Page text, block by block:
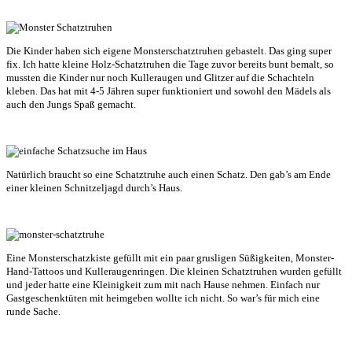
Die Kinder haben sich eigene Monsterschatztruhen gebastelt. Das ging super
fix. Ich hatte kleine Holz-Schatztruhen die Tage zuvor bereits bunt bemalt, so
mussten die Kinder nur noch Kulleraugen und Glitzer auf die Schachteln
kleben. Das hat mit 4-5 Jähren super funktioniert und sowohl den Mädels als
auch den Jungs Spaß gemacht.
Natürlich braucht so eine Schatztruhe auch einen Schatz. Den gab’s am Ende
einer kleinen Schnitzeljagd durch’s Haus.
Eine Monsterschatzkiste gefüllt mit ein paar grusligen Süßigkeiten, Monster-
Hand-Tattoos und Kulleraugenringen. Die kleinen Schatztruhen wurden gefüllt
und jeder hatte eine Kleinigkeit zum mit nach Hause nehmen. Einfach nur
Gastgeschenktüten mit heimgeben wollte ich nicht. So war’s für mich eine
runde Sache.